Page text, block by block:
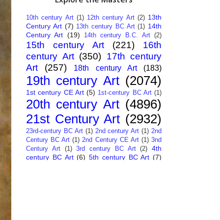
10th century Art (1) 12th century Art (2) 13th
Century Art (7) 13th century BC Art (1) 14th
Century Art (19) 14th century B.C. Art (2)
15th century Art (221)
16th
century Art (350) 17th century
Art
(257) 18th century Art (183)
19th century Art (2074)
1st century CE Art (5) 1st-century BC Art (1)
20th century Art (4896)
21st Century Art (2932)
23rd-century BC Art (1) 2nd century Art (1) 2nd
Century BC Art (1) 2nd Century CE Art (1) 3nd
Century Art
(1) 3rd century BC Art (2) 4th
century BC Art (6) 5th century BC Art (7)